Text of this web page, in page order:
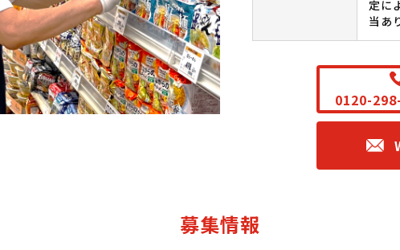
定に
当あ
0120-
募集情報